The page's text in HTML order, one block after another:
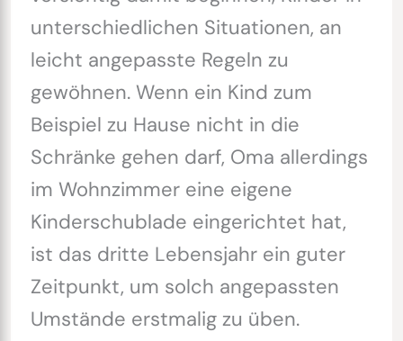
unterschiedlichen Situationen, an
leicht angepasste Regeln zu
gewöhnen. Wenn ein Kind zum
Beispiel zu Hause nicht in die
Schränke gehen darf, Oma allerdings
im Wohnzimmer eine eigene
Kinderschublade eingerichtet hat,
ist das dritte Lebensjahr ein guter
Zeitpunkt, um solch angepassten
Umstände erstmalig zu üben.